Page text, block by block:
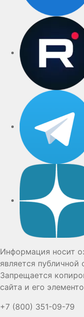
Информация носит
является публичной
Запрещается
сайта и его
+7 (800) 351-09-79